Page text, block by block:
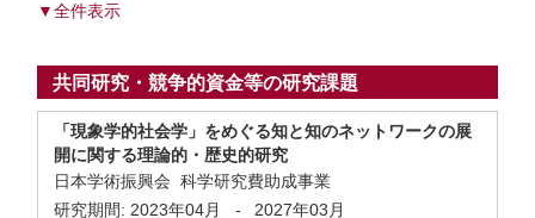
▼全件表示
共同研究・競争的資金等の研究課題
「現象学的社会学」をめぐる知と知のネットワークの展
開に関する理論的・歴史的研究
日本学術振興会 科学研究費助成事業
研究期間: 2023年04月 -
2027年03月